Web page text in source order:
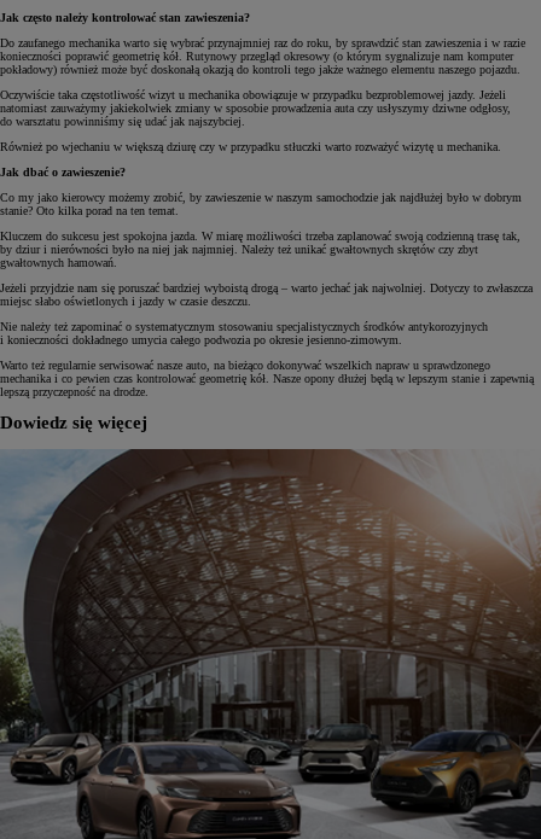
Jak często należy kontrolować stan zawieszenia?
Do zaufanego mechanika warto się wybrać przynajmniej raz do roku, by sprawdzić stan zawieszenia i w razie
konieczności poprawić geometrię kół. Rutynowy przegląd okresowy (o którym sygnalizuje nam komputer
pokładowy) również może być doskonałą okazją do kontroli tego jakże ważnego elementu naszego pojazdu.
Oczywiście taka częstotliwość wizyt u mechanika obowiązuje w przypadku bezproblemowej jazdy. Jeżeli
natomiast zauważymy jakiekolwiek zmiany w sposobie prowadzenia auta czy usłyszymy dziwne odgłosy,
do warsztatu powinniśmy się udać jak najszybciej.
Również po wjechaniu w większą dziurę czy w przypadku stłuczki warto rozważyć wizytę u mechanika.
Jak dbać o zawieszenie?
Co my jako kierowcy możemy zrobić, by zawieszenie w naszym samochodzie jak najdłużej było w dobrym
stanie? Oto kilka porad na ten temat.
Kluczem do sukcesu jest spokojna jazda. W miarę możliwości trzeba zaplanować swoją codzienną trasę tak,
by dziur i nierówności było na niej jak najmniej. Należy też unikać gwałtownych skrętów czy zbyt
gwałtownych hamowań.
Jeżeli przyjdzie nam się poruszać bardziej wyboistą drogą – warto jechać jak najwolniej. Dotyczy to zwłaszcza
miejsc słabo oświetlonych i jazdy w czasie deszczu.
Nie należy też zapominać o systematycznym stosowaniu specjalistycznych środków antykorozyjnych
i konieczności dokładnego umycia całego podwozia po okresie jesienno-zimowym.
Warto też regularnie serwisować nasze auto, na bieżąco dokonywać wszelkich napraw u sprawdzonego
mechanika i co pewien czas kontrolować geometrię kół. Nasze opony dłużej będą w lepszym stanie i zapewnią
lepszą przyczepność na drodze.
Dowiedz się więcej